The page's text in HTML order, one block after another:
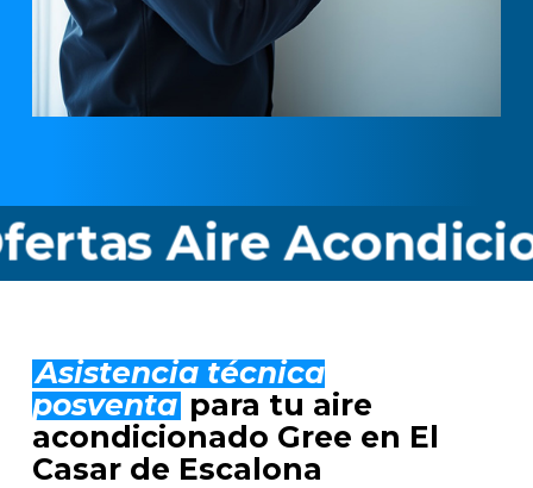
Acondicionado
Asistencia técnica
posventa para tu aire
acondicionado Gree en El
Casar de Escalona